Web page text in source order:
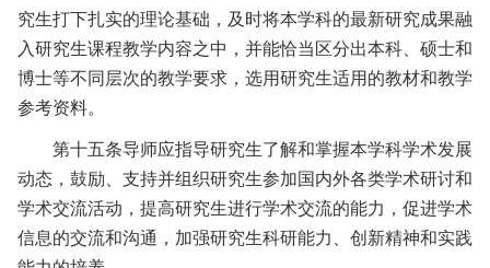
究生打下扎实的理论基础，及时将本学科的最新研究成果融
入研究生课程教学内容之中，并能恰当区分出本科、硕士和
博士等不同层次的教学要求，选用研究生适用的教材和教学
参考资料。
第十五条导师应指导研究生了解和掌握本学科学术发展
动态，鼓励、支持并组织研究生参加国内外各类学术研讨和
学术交流活动，提高研究生进行学术交流的能力，促进学术
信息的交流和沟通，加强研究生科研能力、创新精神和实践